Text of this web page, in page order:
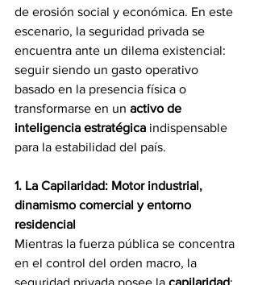
de erosión social y económica. En este
escenario, la seguridad privada se
encuentra ante un dilema existencial:
seguir siendo un gasto operativo
basado en la presencia física o
transformarse en un activo de
inteligencia estratégica indispensable
para la estabilidad del país.
1. La Capilaridad: Motor industrial,
dinamismo comercial y entorno
residencial
Mientras la fuerza pública se concentra
en el control del orden macro, la
seguridad privada posee la capilaridad: